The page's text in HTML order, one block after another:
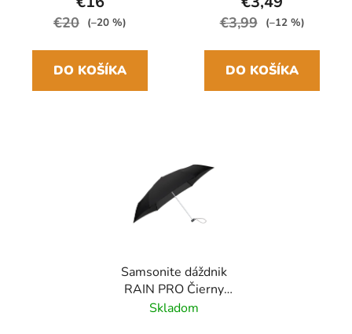
€20 (–20 %)
DO KOŠÍKA
€3,99 (–12 %)
DO KOŠÍKA
Samsonite dáždnik
RAIN PRO Čierny
skladací manuálny
Skladom